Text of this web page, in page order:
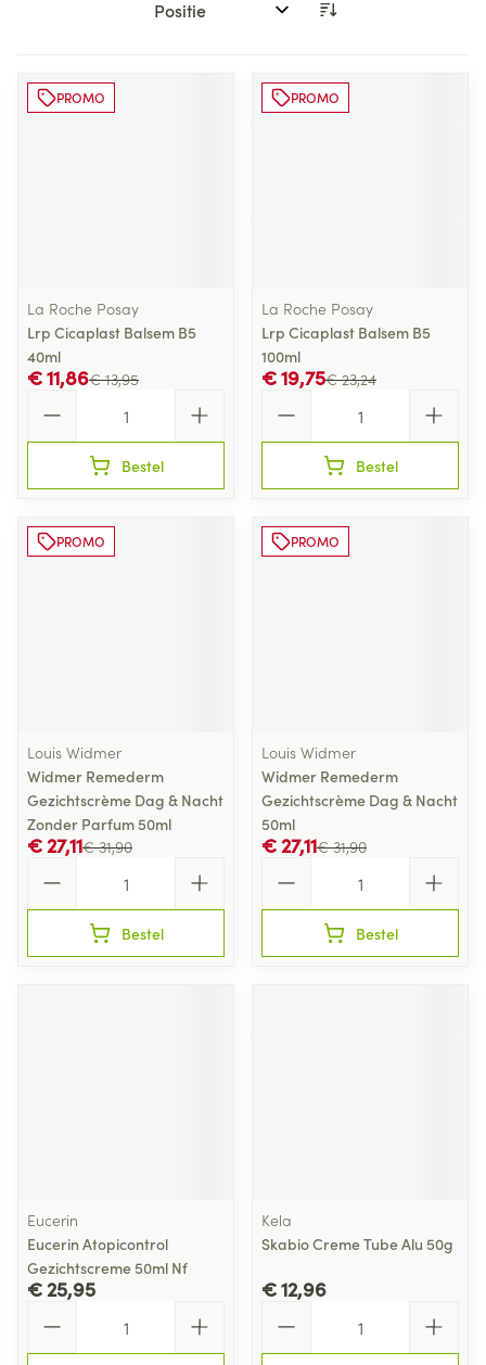
Sorteer op:
PROMO
La Roche Posay
Lrp Cicaplast Balsem B5
40ml
€ 13,95
€ 11,86
Bestel
PROMO
La Roche Posay
Lrp Cicaplast Balsem B5
100ml
€ 23,24
€ 19,75
Bestel
PROMO
Louis Widmer
Widmer Remederm
Gezichtscrème Dag & Nacht
Zonder Parfum 50ml
€ 31,90
€ 27,11
Bestel
PROMO
Louis Widmer
Widmer Remederm
Gezichtscrème Dag & Nacht
50ml
€ 31,90
€ 27,11
Bestel
Eucerin
Eucerin Atopicontrol
Gezichtscreme 50ml Nf
€ 25,95
Kela
Skabio Creme Tube Alu 50g
€ 12,96